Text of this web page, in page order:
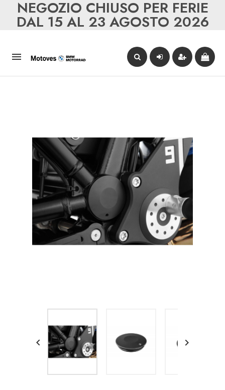
NEGOZIO CHIUSO PER FERIE
DAL 15 AL 23 AGOSTO 2026

 